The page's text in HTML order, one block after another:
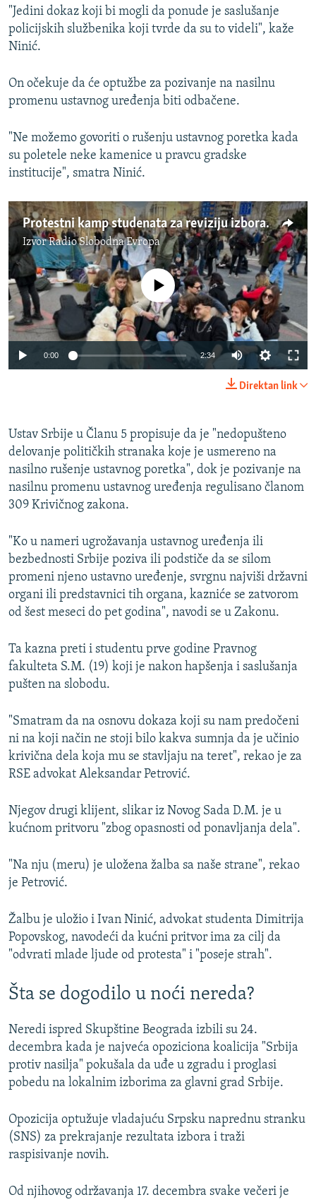
"Jedini dokaz koji bi mogli da ponude je saslušanje
policijskih službenika koji tvrde da su to videli", kaže
Ninić.
On očekuje da će optužbe za pozivanje na nasilnu
promenu ustavnog uređenja biti odbačene.
"Ne možemo govoriti o rušenju ustavnog poretka kada
su poletele neke kamenice u pravcu gradske
institucije", smatra Ninić.
Protestni kamp studenata za reviziju izbora u Beogradu
IzvorRadio Slobodna Evropa
720p 1080p
No media source currently available
0:00 2:34 Auto
720p
1080p
Direktan link
Ustav Srbije u Članu 5 propisuje da je "nedopušteno
delovanje političkih stranaka koje je usmereno na
nasilno rušenje ustavnog poretka", dok je pozivanje na
nasilnu promenu ustavnog uređenja regulisano članom
309 Krivičnog zakona.
"Ko u nameri ugrožavanja ustavnog uređenja ili
bezbednosti Srbije poziva ili podstiče da se silom
promeni njeno ustavno uređenje, svrgnu najviši državni
organi ili predstavnici tih organa, kazniće se zatvorom
od šest meseci do pet godina", navodi se u Zakonu.
Ta kazna preti i studentu prve godine Pravnog
fakulteta S.M. (19) koji je nakon hapšenja i saslušanja
pušten na slobodu.
"Smatram da na osnovu dokaza koji su nam predočeni
ni na koji način ne stoji bilo kakva sumnja da je učinio
krivična dela koja mu se stavljaju na teret", rekao je za
RSE advokat Aleksandar Petrović.
Njegov drugi klijent, slikar iz Novog Sada D.M. je u
kućnom pritvoru "zbog opasnosti od ponavljanja dela".
"Na nju (meru) je uložena žalba sa naše strane", rekao
je Petrović.
Žalbu je uložio i Ivan Ninić, advokat studenta Dimitrija
Popovskog, navodeći da kućni pritvor ima za cilj da
"odvrati mlade ljude od protesta" i "poseje strah".
Šta se dogodilo u noći nereda?
Neredi ispred Skupštine Beograda izbili su 24.
decembra kada je najveća opoziciona koalicija "Srbija
protiv nasilja" pokušala da uđe u zgradu i proglasi
pobedu na lokalnim izborima za glavni grad Srbije.
Opozicija optužuje vladajuću Srpsku naprednu stranku
(SNS) za prekrajanje rezultata izbora i traži
raspisivanje novih.
Od njihovog održavanja 17. decembra svake večeri je